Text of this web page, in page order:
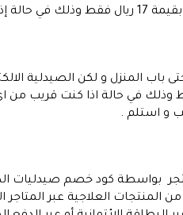
50 ريال .
المنزل و لكن الصيدلية
في حالة اذا كنت قريب من
و استلم .
بواسطة كود خصم صيدليات
العلاجية عبر المتاجر